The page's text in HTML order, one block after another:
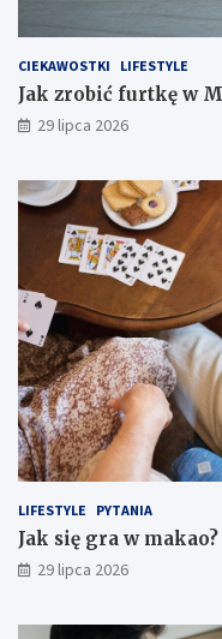
CIEKAWOSTKI LIFESTYLE
Jak zrobić furtkę w
29 lipca 2026
LIFESTYLE PYTANIA
Jak się gra w makao?
29 lipca 2026